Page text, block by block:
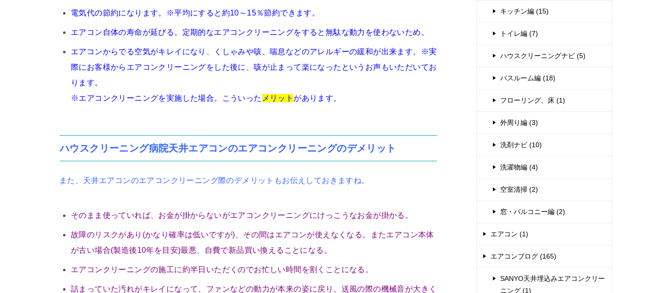
電気代の節約になります。※平均にすると約10～15％節約できます。
エアコン自体の寿命が延びる。定期的なエアコンクリーニングをすると無駄な動力を使わないため。
エアコンからでる空気がキレイになり、くしゃみや咳、喘息などのアレルギーの緩和が出来ます。※実
際にお客様からエアコンクリーニングをした後に、咳が止まって楽になったというお声もいただいてお
ります。
※エアコンクリーニングを実施した場合。こういった メリット があります。
ハウスクリーニング病院天井エアコンのエアコンクリーニングのデメリット
また、天井エアコンのエアコンクリーニング際のデメリットもお伝えしておきますね。
そのまま使っていれば、お金が掛からないがエアコンクリーニングにけっこうなお金が掛かる。
故障のリスクがあり(かなり確率は低いですが)、その間はエアコンが使えなくなる。またエアコン本体
が古い場合(製造後10年を目安)最悪、自費で新品買い換えることになる。
エアコンクリーニングの施工に約半日いただくのでお忙しい時間を割くことになる。
詰まっていた汚れがキレイになって、ファンなどの動力が本来の姿に戻り、送風の際の機械音が大きく
キッチン編 (15)
トイレ編 (7)
ハウスクリーニングナビ (5)
バスルーム編 (18)
フローリング、床 (1)
外周り編 (3)
洗剤ナビ (10)
洗濯物編 (4)
空室清掃 (2)
窓・バルコニー編 (2)
エアコン (1)
エアコンブログ (165)
SANYO天井埋込みエアコンクリー
ニング (1)